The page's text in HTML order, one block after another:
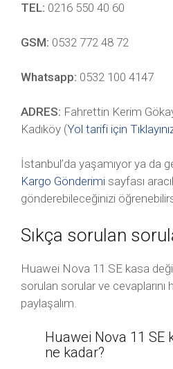
TEL: 0216 550 40 60
GSM: 0532 772 48 72
Whatsapp: 0532 100 4147
ADRES: Fahrettin Kerim
Kadıköy (Yol tarifi için
İstanbul’da yaşamıyor ya da
Kargo Gönderimi sayfası
gönderebileceğinizi
Sıkça sorulan
Huawei Nova 11 SE kasa
sorulan sorular ve cevaplarını
paylaşalım.
Huawei Nova 11 SE
ne kadar?